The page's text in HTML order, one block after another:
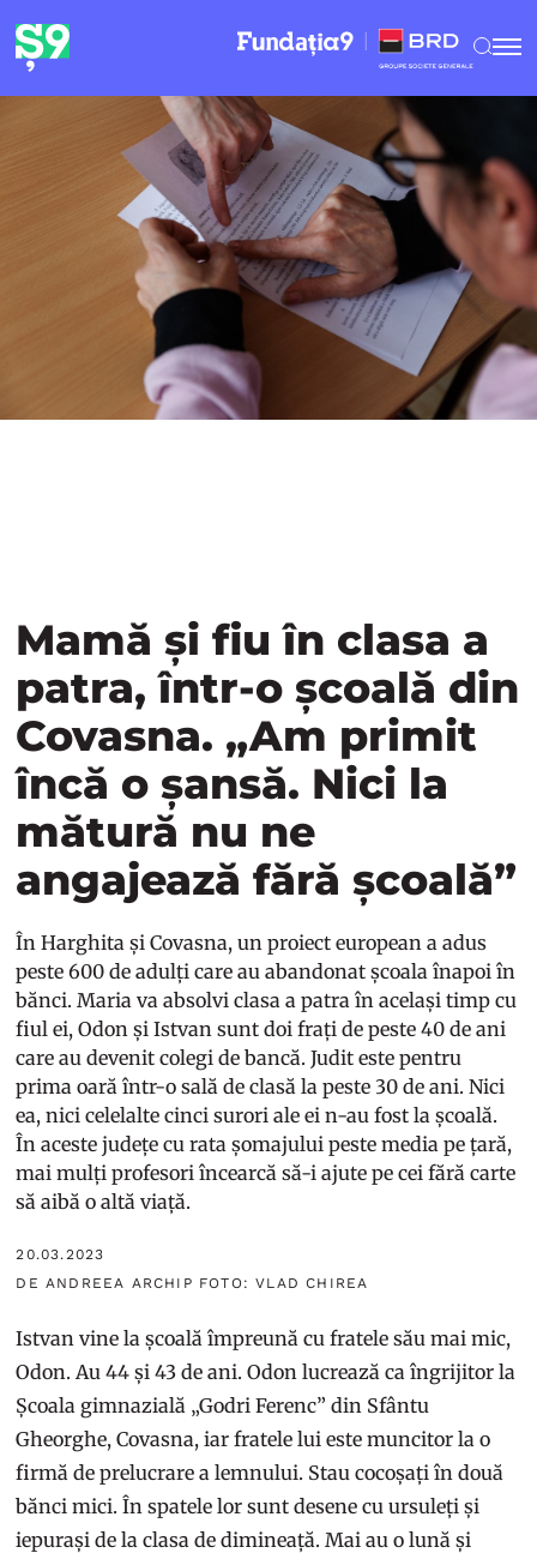
Mamă și fiu în clasa a
patra, într-o școală din
Covasna. „Am primit
încă o șansă. Nici la
mătură nu ne
angajează fără școală”
În Harghita și Covasna, un proiect european a adus
peste 600 de adulți care au abandonat școala înapoi în
bănci. Maria va absolvi clasa a patra în același timp cu
fiul ei, Odon și Istvan sunt doi frați de peste 40 de ani
care au devenit colegi de bancă. Judit este pentru
prima oară într-o sală de clasă la peste 30 de ani. Nici
ea, nici celelalte cinci surori ale ei n-au fost la școală.
În aceste județe cu rata șomajului peste media pe țară,
mai mulți profesori încearcă să-i ajute pe cei fără carte
să aibă o altă viață.
20.03.2023
DE ANDREEA ARCHIP FOTO: VLAD CHIREA
Istvan vine la școală împreună cu fratele său mai mic,
Odon. Au 44 și 43 de ani. Odon lucrează ca îngrijitor la
Școala gimnazială „Godri Ferenc” din Sfântu
Gheorghe, Covasna, iar fratele lui este muncitor la o
firmă de prelucrare a lemnului. Stau cocoșați în două
bănci mici. În spatele lor sunt desene cu ursuleți și
iepurași de la clasa de dimineață. Mai au o lună și